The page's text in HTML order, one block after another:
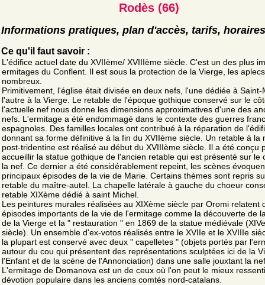
Rodès (66)
Informations pratiques, plan d'accès, tarifs, horaires
Ce qu'il faut savoir :
L'édifice actuel date du XVIIème/ XVIIIème siècle. C'est un des plus
ermitages du Conflent. Il est sous la protection de la Vierge, les
nombreux.
Primitivement, l'église était divisée en deux nefs, l'une dédiée à Saint-
l'autre à la Vierge. Le retable de l'époque gothique conservé sur le
l'actuelle nef nous donne les dimensions approximatives d'une des
nefs. L'ermitage a été endommagé dans le contexte des guerres
espagnoles. Des familles locales ont contribué à la réparation de
donnant sa forme définitive à la fin du XVIIème siècle. Un retable à la
post-tridentine est réalisé au début du XVIIIème siècle. Il a été conçu
accueillir la statue gothique de l'ancien retable qui est présenté sur le
la nef. Ce dernier a été considérablement repeint, les scènes
principaux épisodes de la vie de Marie. Certains thèmes sont repris
retable du maître-autel. La chapelle latérale à gauche du choeur
retable XIXème dédié à saint Michel.
Les peintures murales réalisées au XIXème siècle par Oromi relatent
épisodes importants de la vie de l'ermitage comme la découverte de
de la Vierge et la " restauration " en 1869 de la statue médiévale
siècle). Un ensemble d'ex-votos réalisés entre le XVIIe et le XVIIIe
la plupart est conservé avec deux " capelletes " (objets portés par
autour du cou qui présentent des représentations sculptées ici de la
l'Enfant et de la scène de l'Annonciation) dans une salle jouxtant la
L'ermitage de Domanova est un de ceux où l'on peut le mieux
dévotion populaire dans les anciens comtés nord-catalans.